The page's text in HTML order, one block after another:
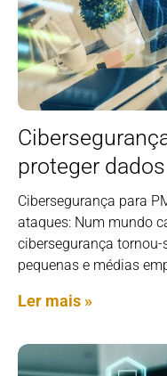
proteger
Cibersegurança para
ataques: Num mundo
cibersegurança
pequenas e médias
Ler mais »